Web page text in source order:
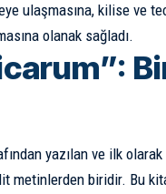
ulaşmasına, kilise ve
olanak sağladı.
yazılan ve ilk olarak
biridir. Bu